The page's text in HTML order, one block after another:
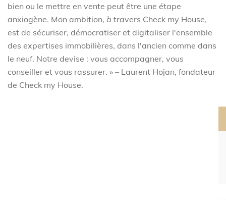
bien ou le mettre en vente peut être une étape
anxiogène. Mon ambition, à travers Check my House,
est de sécuriser, démocratiser et digitaliser l'ensemble
des expertises immobilières, dans l'ancien comme dans
le neuf. Notre devise : vous accompagner, vous
conseiller et vous rassurer. » – Laurent Hojan, fondateur
de Check my House.